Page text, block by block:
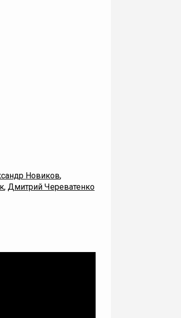
Новиков,
, Дмитрий Череватенко